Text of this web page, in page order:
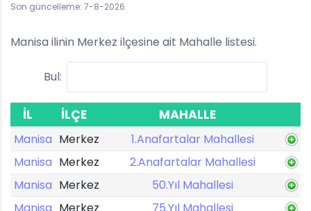
Son güncelleme: 7-8-2026
Manisa ilinin Merkez ilçesine ait Mahalle listesi.
Bul:
İL İLÇE MAHALLE
Manisa Merkez
1.Anafartalar Mahallesi
Manisa Merkez
2.Anafartalar Mahallesi
Manisa Merkez
50.Yıl Mahallesi